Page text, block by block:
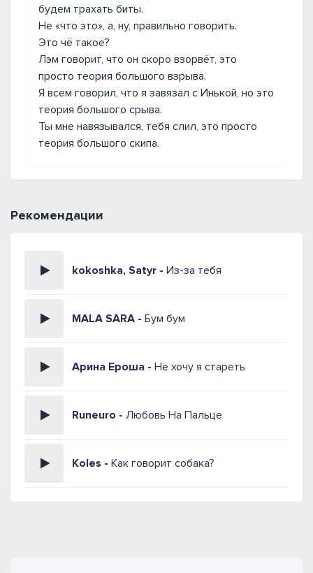
будем трахать биты.
Не «что это», а, ну, правильно говорить.
Это чё такое?
Лэм говорит, что он скоро взорвёт, это
просто теория большого взрыва.
Я всем говорил, что я завязал с Инькой, но это
теория большого срыва.
Ты мне навязывался, тебя слил, это просто
теория большого скипа.
Рекомендации
kokoshka, Satyr - Из-за тебя
MALA SARA - Бум бум
Арина Ероша - Не хочу я стареть
Runeuro - Любовь На Пальце
Koles - Как говорит собака?